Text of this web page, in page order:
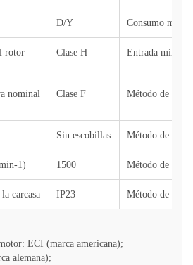
D/Y Consumo
rotor Clase H Entrada
nominal Clase F Método de
Sin escobillas Método de
1) 1500 Método de
carcasa IP23 Método de
ECI (marca americana);
alemana);